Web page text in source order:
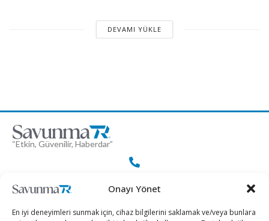
Onayı Yönet
En iyi deneyimleri sunmak için, cihaz bilgilerini saklamak ve/veya bunlara
DEVAMI YÜKLE
“Etkin, Güvenilir, Haberdar”
+90 530 308 17 96